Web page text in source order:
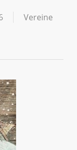
Vereine